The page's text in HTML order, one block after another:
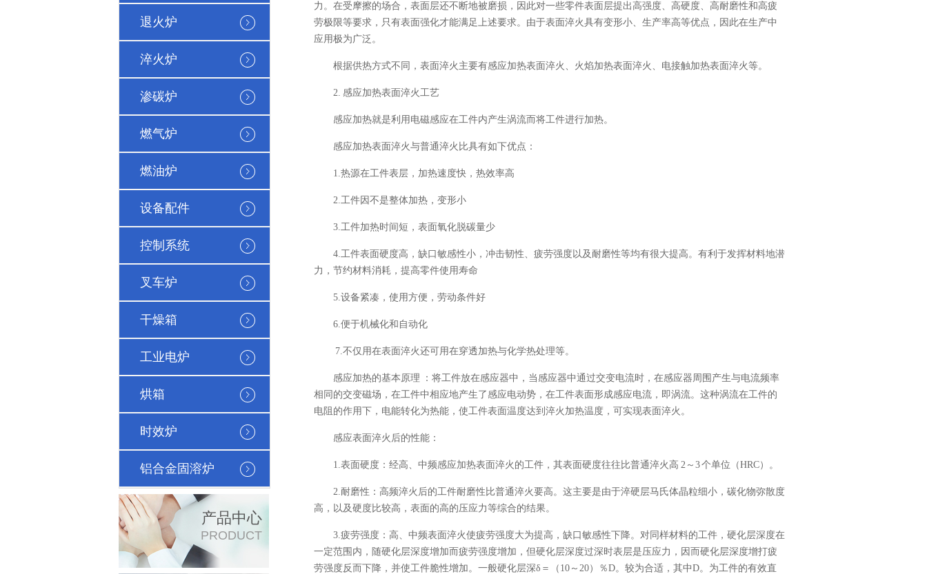
退火炉
淬火炉
渗碳炉
燃气炉
燃油炉
设备配件
控制系统
叉车炉
干燥箱
工业电炉
烘箱
时效炉
铝合金固溶炉
产品中心
PRODUCT
力。在受摩擦的场合，表面层还不断地被磨损，因此对一些零件表面层提出高强度、高硬度、高耐磨性和高疲
劳极限等要求，只有表面强化才能满足上述要求。由于表面淬火具有变形小、生产率高等优点，因此在生产中
应用极为广泛。
根据供热方式不同，表面淬火主要有感应加热表面淬火、火焰加热表面淬火、电接触加热表面淬火等。
2. 感应加热表面淬火工艺
感应加热就是利用电磁感应在工件内产生涡流而将工件进行加热。
感应加热表面淬火与普通淬火比具有如下优点：
1.热源在工件表层，加热速度快，热效率高
2.工件因不是整体加热，变形小
3.工件加热时间短，表面氧化脱碳量少
4.工件表面硬度高，缺口敏感性小，冲击韧性、疲劳强度以及耐磨性等均有很大提高。有利于发挥材料地潜
力，节约材料消耗，提高零件使用寿命
5.设备紧凑，使用方便，劳动条件好
6.便于机械化和自动化
7.不仅用在表面淬火还可用在穿透加热与化学热处理等。
感应加热的基本原理 ：将工件放在感应器中，当感应器中通过交变电流时，在感应器周围产生与电流频率
相同的交变磁场，在工件中相应地产生了感应电动势，在工件表面形成感应电流，即涡流。这种涡流在工件的
电阻的作用下，电能转化为热能，使工件表面温度达到淬火加热温度，可实现表面淬火。
感应表面淬火后的性能：
1.表面硬度：经高、中频感应加热表面淬火的工件，其表面硬度往往比普通淬火高 2～3 个单位（HRC）。
2.耐磨性：高频淬火后的工件耐磨性比普通淬火要高。这主要是由于淬硬层马氏体晶粒细小，碳化物弥散度
高，以及硬度比较高，表面的高的压应力等综合的结果。
3.疲劳强度：高、中频表面淬火使疲劳强度大为提高，缺口敏感性下降。对同样材料的工件，硬化层深度在
一定范围内，随硬化层深度增加而疲劳强度增加，但硬化层深度过深时表层是压应力，因而硬化层深度增打疲
劳强度反而下降，并使工件脆性增加。一般硬化层深δ＝（10～20）％D。较为合适，其中D。为工件的有效直